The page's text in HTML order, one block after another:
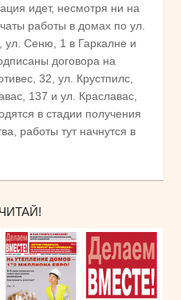
идет, несмотря ни на
работы в домах по ул.
ул. Сеню, 1 в Гаркалне и
договора на
32, ул. Крустпилс,
137 и ул. Краславас,
в стадии получения
работы тут начнутся в